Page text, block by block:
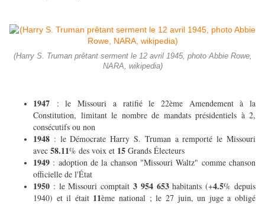
(Harry S. Truman prêtant serment le 12 avril 1945, photo Abbie Rowe,
NARA, wikipedia)
1947
: le Missouri a ratifié le 22ème Amendement à la
Constitution, limitant le nombre de mandats présidentiels à 2,
consécutifs ou non
1948 : le Démocrate Harry S. Truman a remporté le Missouri
avec 58.11% des voix et 15 Grands Électeurs
1949 : adoption de la chanson "Missouri Waltz" comme chanson
officielle de l'État
1950 : le Missouri comptait3 954 653habitants (+4.5% depuis
1940) et il était 11ème national ; le 27 juin, un juge a obligé